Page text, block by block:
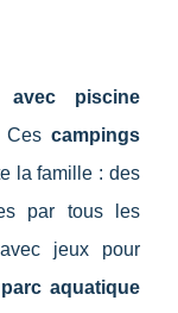
avec piscine
Ces campings
la famille : des
par tous les
jeux pour
aquatique